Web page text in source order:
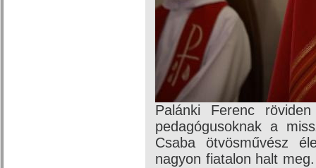
Palánki Ferenc
pedagógusoknak a
Csaba ötvösművész
nagyon fiatalon halt